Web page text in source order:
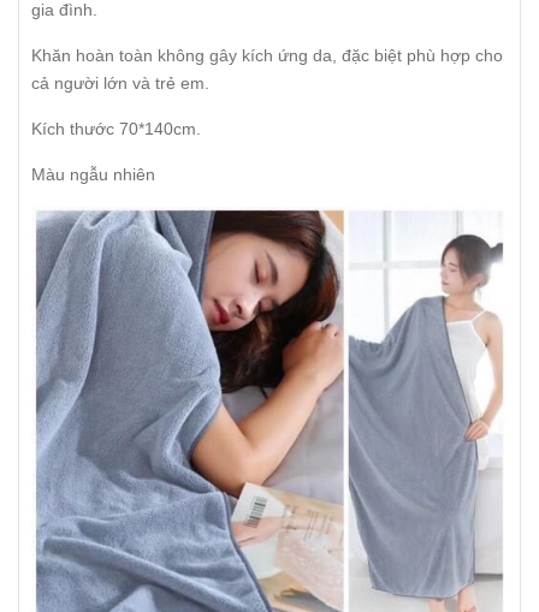
gia đình.
Khăn hoàn toàn không gây kích ứng da, đặc biệt phù hợp cho
cả người lớn và trẻ em.
Kích thước 70*140cm.
Màu ngẫu nhiên